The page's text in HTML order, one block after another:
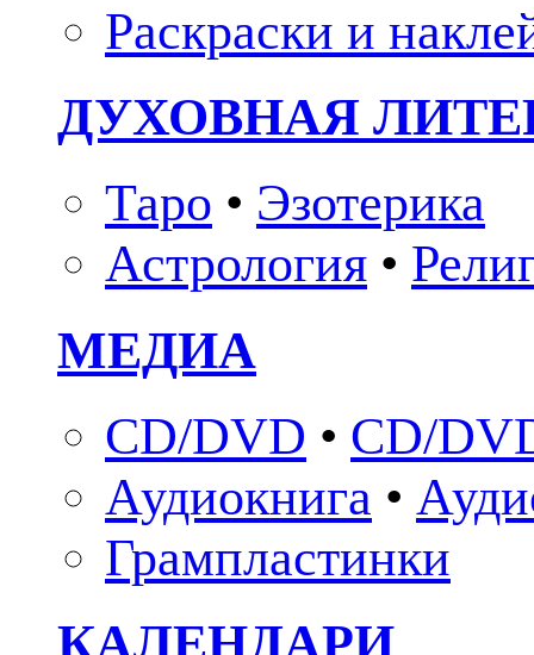
Раскраски и
ДУХОВНАЯ
Таро • Эзотерика
Астрология •
МЕДИА
CD/DVD • CD/
Аудиокнига •
Грампластинки